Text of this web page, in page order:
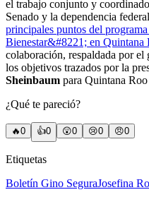
el trabajo conjunto y
Senado y la dependencia
principales puntos del
Bienestar&#8221; en Quintana
colaboración, respaldada por el
los objetivos trazados por la
Sheinbaum para Quintana
¿Qué te pareció?
🔥0 👍0 😲0 😢0 😠0
Etiquetas
Boletín Gino SeguraJosefina